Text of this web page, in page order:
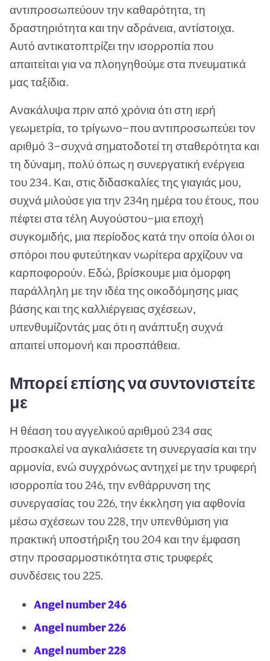
αντιπροσωπεύουν την καθαρότητα, τη
δραστηριότητα και την αδράνεια, αντίστοιχα.
Αυτό αντικατοπτρίζει την ισορροπία που
απαιτείται για να πλοηγηθούμε στα πνευματικά
μας ταξίδια.
Ανακάλυψα πριν από χρόνια ότι στη ιερή
γεωμετρία, το τρίγωνο—που αντιπροσωπεύει τον
αριθμό 3—συχνά σηματοδοτεί τη σταθερότητα και
τη δύναμη, πολύ όπως η συνεργατική ενέργεια
του 234. Και, στις διδασκαλίες της γιαγιάς μου,
συχνά μιλούσε για την 234η ημέρα του έτους, που
πέφτει στα τέλη Αυγούστου—μια εποχή
συγκομιδής, μια περίοδος κατά την οποία όλοι οι
σπόροι που φυτεύτηκαν νωρίτερα αρχίζουν να
καρποφορούν. Εδώ, βρίσκουμε μια όμορφη
παράλληλη με την ιδέα της οικοδόμησης μιας
βάσης και της καλλιέργειας σχέσεων,
υπενθυμίζοντάς μας ότι η ανάπτυξη συχνά
απαιτεί υπομονή και προσπάθεια.
Μπορεί επίσης να συντονιστείτε
με
Η θέαση του αγγελικού αριθμού 234 σας
προσκαλεί να αγκαλιάσετε τη συνεργασία και την
αρμονία, ενώ συγχρόνως αντηχεί με την τρυφερή
ισορροπία του 246, την ενθάρρυνση της
συνεργασίας του 226, την έκκληση για αφθονία
μέσω σχέσεων του 228, την υπενθύμιση για
πρακτική υποστήριξη του 204 και την έμφαση
στην προσαρμοστικότητα στις τρυφερές
συνδέσεις του 225.
Angel number 246
Angel number 226
Angel number 228